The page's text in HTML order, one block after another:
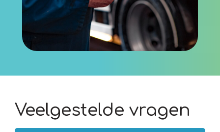
Veelgestelde vragen